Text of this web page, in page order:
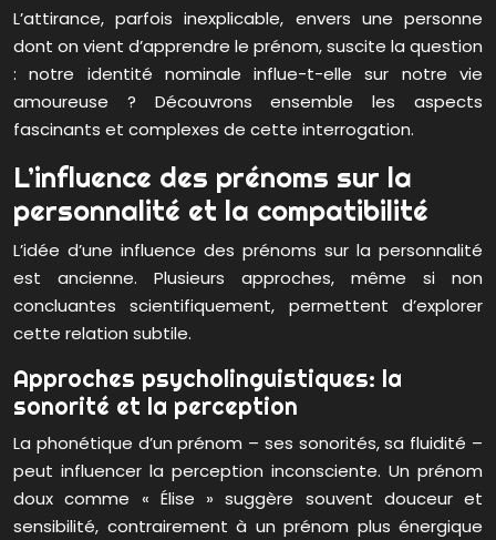
L’attirance, parfois inexplicable, envers une personne
dont on vient d’apprendre le prénom, suscite la question
: notre identité nominale influe-t-elle sur notre vie
amoureuse ? Découvrons ensemble les aspects
fascinants et complexes de cette interrogation.
L’influence des prénoms sur la
personnalité et la compatibilité
L’idée d’une influence des prénoms sur la personnalité
est ancienne. Plusieurs approches, même si non
concluantes scientifiquement, permettent d’explorer
cette relation subtile.
Approches psycholinguistiques: la
sonorité et la perception
La phonétique d’un prénom – ses sonorités, sa fluidité –
peut influencer la perception inconsciente. Un prénom
doux comme « Élise » suggère souvent douceur et
sensibilité, contrairement à un prénom plus énergique